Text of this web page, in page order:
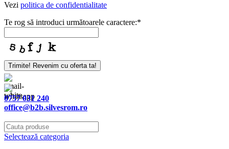
Vezi politica de confidentialitate
Te rog să introduci următoarele caractere:*
Trimite! Revenim cu oferta ta!
0757 031 240
office@b2b.silvesrom.ro
Selectează categoria